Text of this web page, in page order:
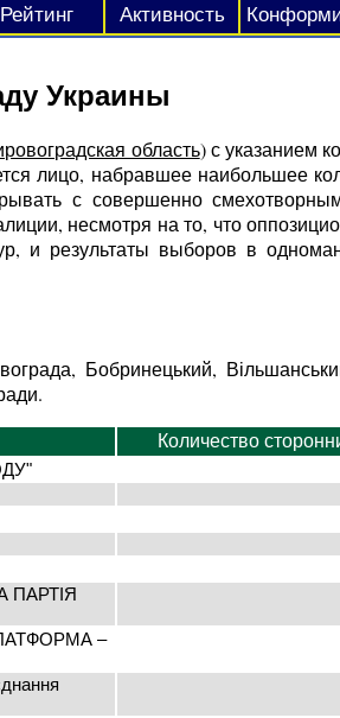
Рейтинг Активность
Украины
область) с указанием
лицо, набравшее наибольшее
с совершенно
несмотря на то, что
и результаты выборов в
Бобринецький,
Количество
ПАРТІЯ
–